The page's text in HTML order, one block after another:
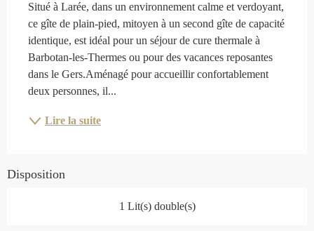
Situé à Larée, dans un environnement calme et verdoyant,
ce gîte de plain-pied, mitoyen à un second gîte de capacité
identique, est idéal pour un séjour de cure thermale à
Barbotan-les-Thermes ou pour des vacances reposantes
dans le Gers.Aménagé pour accueillir confortablement
deux personnes, il...
Lire la suite
Disposition
1 Lit(s) double(s)